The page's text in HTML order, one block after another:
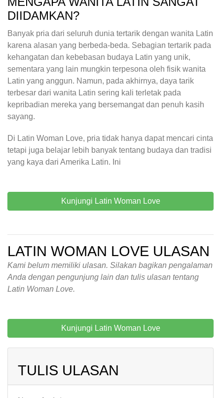
DIIDAMKAN?
Banyak pria dari seluruh dunia tertarik dengan wanita Latin
karena alasan yang berbeda-beda. Sebagian tertarik pada
kehangatan dan kebebasan budaya Latin yang unik,
sementara yang lain mungkin terpesona oleh fisik wanita
Latin yang anggun. Namun, pada akhirnya, daya tarik
terbesar dari wanita Latin sering kali terletak pada
kepribadian mereka yang bersemangat dan penuh kasih
sayang.
Di Latin Woman Love, pria tidak hanya dapat mencari cinta
tetapi juga belajar lebih banyak tentang budaya dan tradisi
yang kaya dari Amerika Latin. Ini
Kunjungi Latin Woman Love
LATIN WOMAN LOVE ULASAN
Kami belum memiliki ulasan. Silakan bagikan pengalaman
Anda dengan pengunjung lain dan tulis ulasan tentang
Latin Woman Love.
Kunjungi Latin Woman Love
TULIS ULASAN